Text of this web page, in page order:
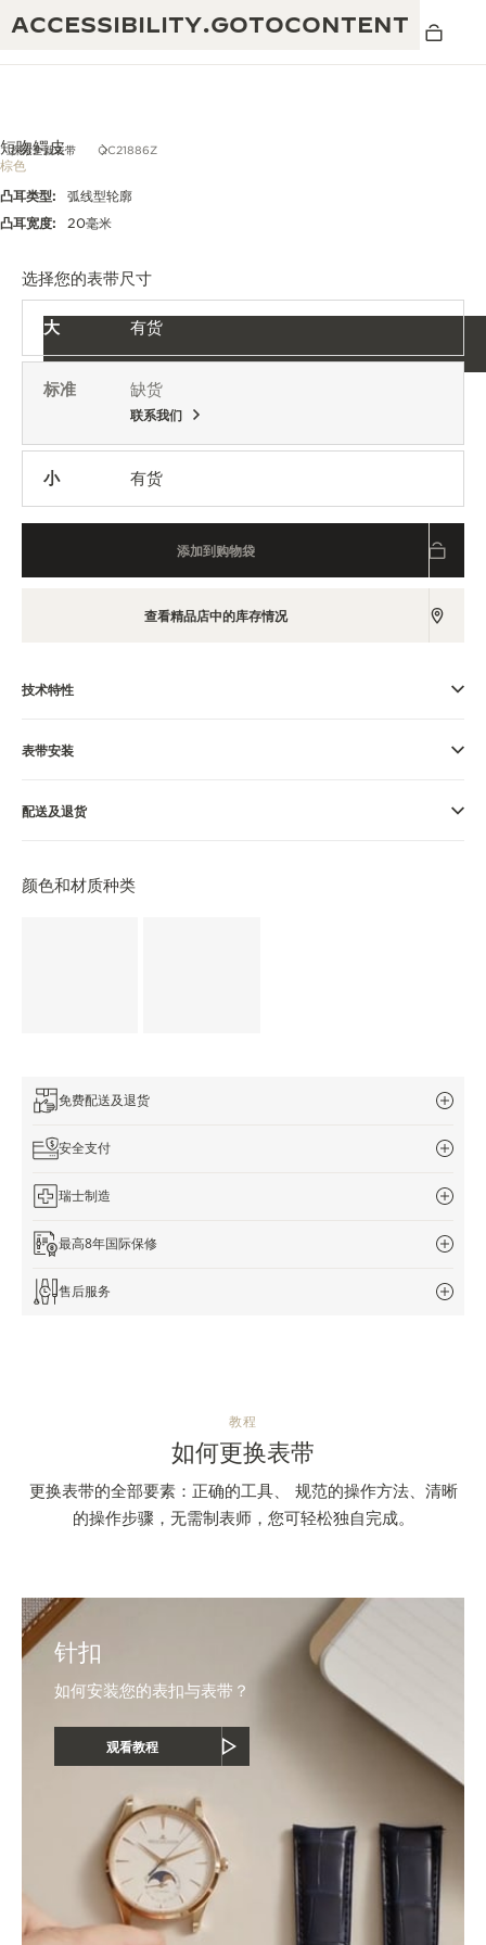
ACCESSIBILITY.GOTOCONTENT
积家国际质保
空气钟国际质保
黄金比例水幕音乐秀
“THE PERPETUAL TIMEKEEPER”展
REVERSO翻转系列腕表主题展
精准先锋
190余年
180多项精湛技艺
探索全新表带 QC21886Z
短吻鳄皮
棕色
凸耳类型:
弧线型轮廓
凸耳宽度:
20毫米
选择您的表带尺寸
大 有货
标准 缺货
联系我们
小 有货
添加到购物袋
查看精品店中的库存情况
技术特性
表带安装
配送及退货
颜色和材质种类
免费配送及退货
安全支付
瑞士制造
最高8年国际保修
售后服务
教程
如何更换表带
更换表带的全部要素：正确的工具、 规范的操作方法、清晰
的操作步骤，无需制表师，您可轻松独自完成。
针扣
如何安装您的表扣与表带？
观看教程